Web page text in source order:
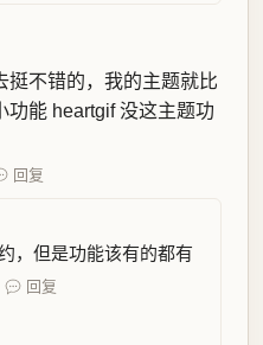
挺不错的，我的主题就比
功能 heartgif 没这主题功
回复
，但是功能该有的都有
回复